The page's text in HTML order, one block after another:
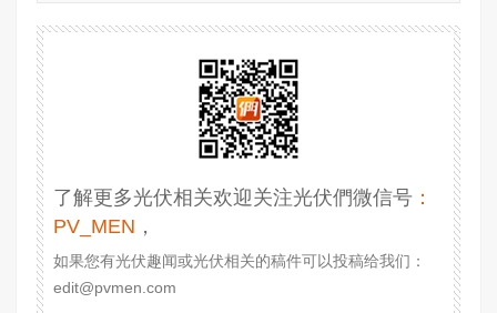
了解更多光伏相关欢迎关注光伏們微信号 ：
PV_MEN ，
如果您有光伏趣闻或光伏相关的稿件可以投稿给我们：
edit@pvmen.com